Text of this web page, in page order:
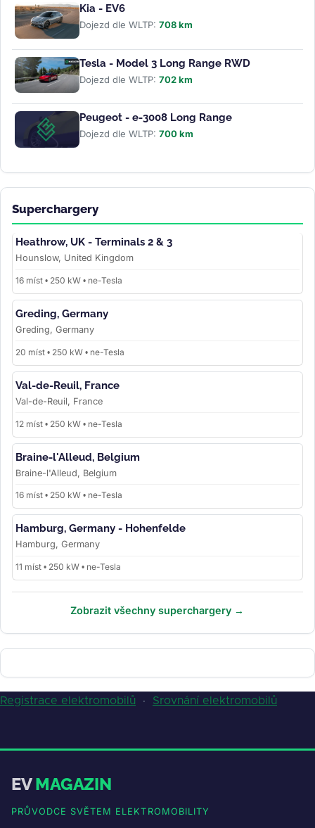
Kia - EV6
Dojezd dle WLTP: 708 km
Tesla - Model 3 Long Range RWD
Dojezd dle WLTP: 702 km
Peugeot - e-3008 Long Range
Dojezd dle WLTP: 700 km
Superchargery
Heathrow, UK - Terminals 2 & 3
Hounslow, United Kingdom
16 míst • 250 kW • ne-Tesla
Greding, Germany
Greding, Germany
20 míst • 250 kW • ne-Tesla
Val-de-Reuil, France
Val-de-Reuil, France
12 míst • 250 kW • ne-Tesla
Braine-l'Alleud, Belgium
Braine-l'Alleud, Belgium
16 míst • 250 kW • ne-Tesla
Hamburg, Germany - Hohenfelde
Hamburg, Germany
11 míst • 250 kW • ne-Tesla
Zobrazit všechny superchargery →
Registrace elektromobilů · Srovnání elektromobilů
EVMAGAZIN
PRŮVODCE SVĚTEM ELEKTROMOBILITY